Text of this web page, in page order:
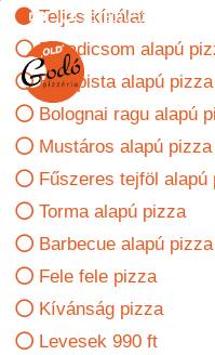
36 (30) / 526 61 62
Teljes kínálat
Paradicsom alapú
Erőspista alapú pizza
Bolognai ragu alapú
Mustáros alapú pizza
Fűszeres tejföl alapú
Torma alapú pizza
Barbecue alapú pizza
Fele fele pizza
Kívánság pizza
Levesek 990 ft